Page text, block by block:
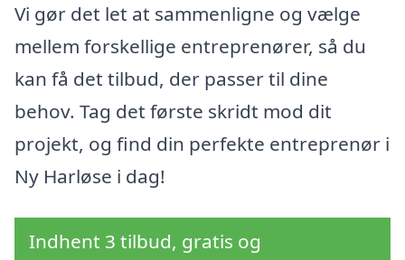
Vi gør det let at sammenligne og vælge
mellem forskellige entreprenører, så du
kan få det tilbud, der passer til dine
behov. Tag det første skridt mod dit
projekt, og find din perfekte entreprenør i
Ny Harløse i dag!
Indhent 3 tilbud, gratis og